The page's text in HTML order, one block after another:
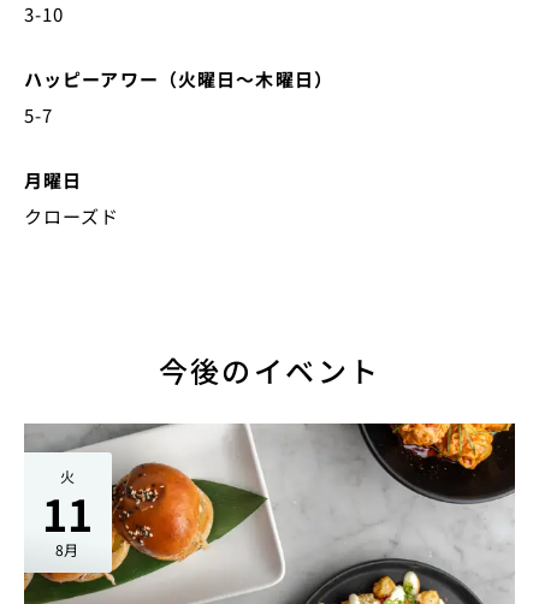
3-10
ハッピーアワー（火曜日～木曜日）
5-7
月曜日
クローズド
今後のイベント
火
11
8月